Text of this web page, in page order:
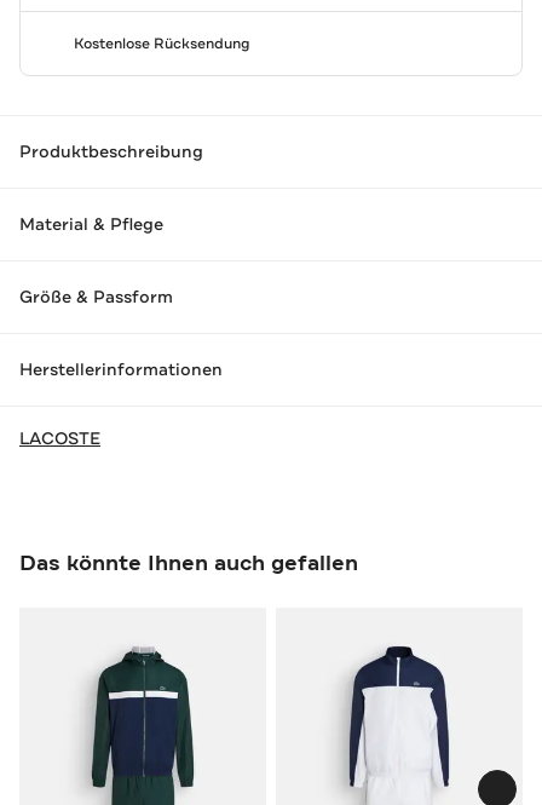
Kostenlose Rücksendung
Produktbeschreibung
Material & Pflege
Größe & Passform
Herstellerinformationen
LACOSTE
Das könnte Ihnen auch gefallen